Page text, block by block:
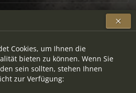
Cookies, um Ihnen die
bieten zu können. Wenn Sie
sein sollten, stehen Ihnen
zur Verfügung: